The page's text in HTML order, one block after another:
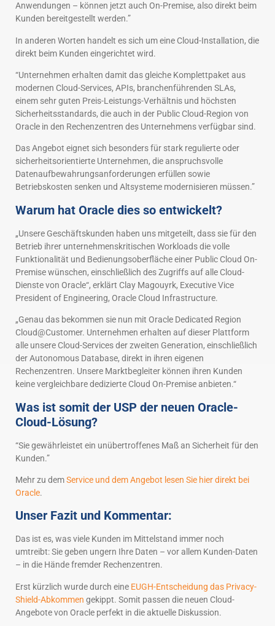
Anwendungen – können jetzt auch On-Premise, also direkt beim
Kunden bereitgestellt werden.”
In anderen Worten handelt es sich um eine Cloud-Installation, die
direkt beim Kunden eingerichtet wird.
“Unternehmen erhalten damit das gleiche Komplettpaket aus
modernen Cloud-Services, APIs, branchenführenden SLAs,
einem sehr guten Preis-Leistungs-Verhältnis und höchsten
Sicherheitsstandards, die auch in der Public Cloud-Region von
Oracle in den Rechenzentren des Unternehmens verfügbar sind.
Das Angebot eignet sich besonders für stark regulierte oder
sicherheitsorientierte Unternehmen, die anspruchsvolle
Datenaufbewahrungsanforderungen erfüllen sowie
Betriebskosten senken und Altsysteme modernisieren müssen.”
Warum hat Oracle dies so entwickelt?
„Unsere Geschäftskunden haben uns mitgeteilt, dass sie für den
Betrieb ihrer unternehmenskritischen Workloads die volle
Funktionalität und Bedienungsoberfläche einer Public Cloud On-
Premise wünschen, einschließlich des Zugriffs auf alle Cloud-
Dienste von Oracle“, erklärt Clay Magouyrk, Executive Vice
President of Engineering, Oracle Cloud Infrastructure.
„Genau das bekommen sie nun mit Oracle Dedicated Region
Cloud@Customer. Unternehmen erhalten auf dieser Plattform
alle unsere Cloud-Services der zweiten Generation, einschließlich
der Autonomous Database, direkt in ihren eigenen
Rechenzentren. Unsere Marktbegleiter können ihren Kunden
keine vergleichbare dedizierte Cloud On-Premise anbieten.“
Was ist somit der USP der neuen Oracle-
Cloud-Lösung?
“Sie gewährleistet ein unübertroffenes Maß an Sicherheit für den
Kunden.”
Mehr zu demService und dem Angebot lesen Sie hier direkt bei
Oracle.
Unser Fazit und Kommentar:
Das ist es, was viele Kunden im Mittelstand immer noch
umtreibt: Sie geben ungern Ihre Daten – vor allem Kunden-Daten
– in die Hände fremder Rechenzentren.
Erst kürzlich wurde durch eine EUGH-Entscheidung das Privacy-
Shield-Abkommen gekippt. Somit passen die neuen Cloud-
Angebote von Oracle perfekt in die aktuelle Diskussion.